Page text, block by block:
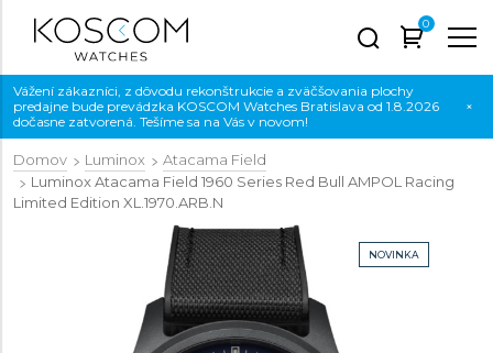
0
Vážení zákazníci, z dôvodu rekonštrukcie a zväčšovania plochy
predajne bude prevádzka KOSCOM Watches Bratislava od 1.8.2026
dočasne zatvorená. Tešíme sa na Vás v novom!
×
Domov Luminox
Atacama Field
Luminox Atacama Field 1960 Series Red Bull AMPOL Racing
Limited Edition XL.1970.ARB.N
NOVINKA